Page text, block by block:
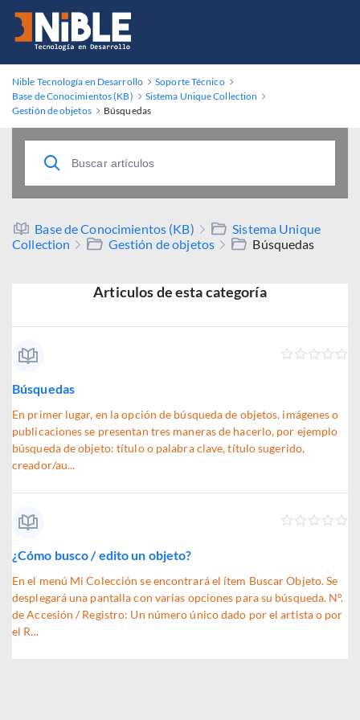
Nible Tecnología en Desarrollo
Soporte Técnico
Base de Conocimientos (KB)
Sistema Unique Collection
Gestión de objetos
Búsquedas
Base de Conocimientos (KB)
Sistema Unique
Collection
Gestión de objetos Búsquedas
Articulos de esta categoría
Búsquedas
En primer lugar, en la opción de búsqueda de objetos, imágenes o
publicaciones se presentan tres maneras de hacerlo, por ejemplo
búsqueda de objeto: título o palabra clave, título sugerido,
creador/au...
¿Cómo busco / edito un objeto?
En el menú Mi Colección se encontrará el ítem Buscar Objeto. Se
desplegará una pantalla con varias opciones para su búsqueda. N°.
de Accesión / Registro: Un número único dado por el artista o por
el R...